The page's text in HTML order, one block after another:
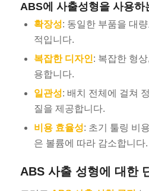
ABS에 사출성형을 사용하
확장성: 동일한 부품을 대
적입니다.
복잡한 디자인: 복잡한 형
용합니다.
일관성: 배치 전체에 걸쳐
질을 제공합니다.
비용 효율성: 초기 툴링 비
은 볼륨에 따라 감소합니다.
ABS 사출 성형에 대한